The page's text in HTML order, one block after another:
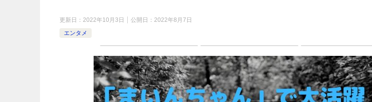
更新日： 2022年10月3日 公開日： 2022年8月7日
エンタメ